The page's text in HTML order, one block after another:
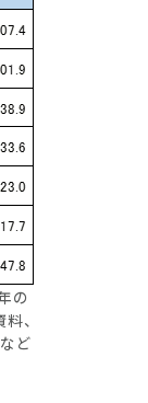
の
、
ど